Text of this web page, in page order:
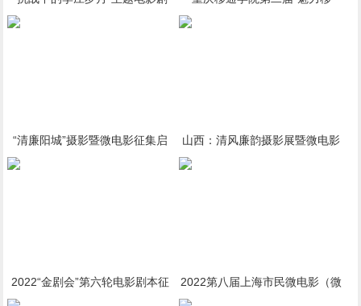
“清廉阳城”摄影暨微电影征集启
山西：清风廉韵摄影展暨微电影
2022“金剧会”第六轮电影剧本征
2022第八届上海市民微电影（微